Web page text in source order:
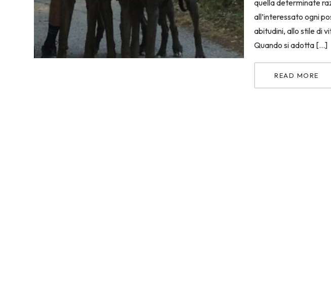
quella determinate
all’interessato ogni
abitudini, allo stile di
Quando si adotta […]
READ MORE